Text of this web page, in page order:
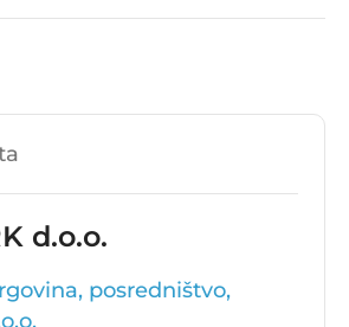
d.o.o.
posredništvo,